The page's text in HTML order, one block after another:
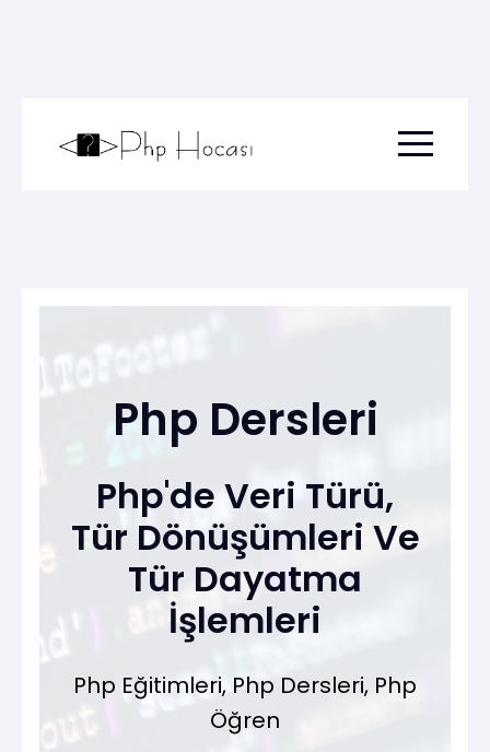
Menu
Php Dersleri
Php'de Veri Türü,
Tür Dönüşümleri Ve
Tür Dayatma
İşlemleri
Php Eğitimleri, Php Dersleri, Php
Öğren